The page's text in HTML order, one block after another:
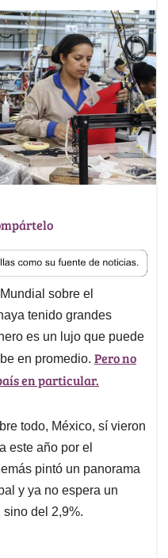
sobre el
tenido grandes
es un lujo que puede
en promedio. Pero no
en particular.
todo, México, sí vieron
este año por el
pintó un panorama
y ya no espera un
del 2,9%.